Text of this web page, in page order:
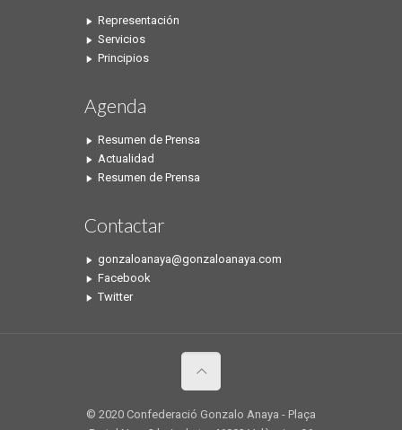
Representación
Servicios
Principios
Agenda
Resumen de Prensa
Actualidad
Resumen de Prensa
Contactar
gonzaloanaya@gonzaloanaya.com
Facebook
Twitter
© 2020 Confederació Gonzalo Anaya - Plaça